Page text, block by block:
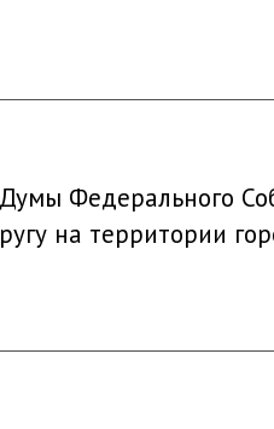
Федерального
на территории